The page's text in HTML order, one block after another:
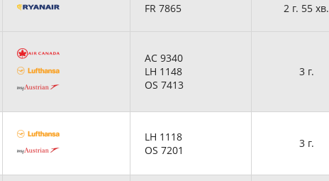
FR 7865 2 г. 55 хв.
AC 9340
LH 1148
OS 7413
3 г.
LH 1118
OS 7201
3 г.